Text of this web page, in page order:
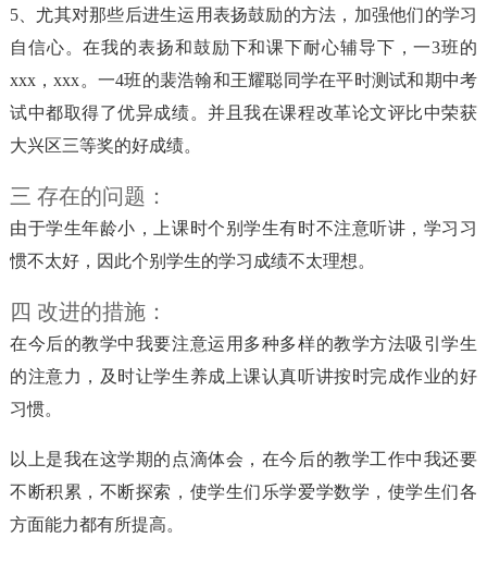
5、尤其对那些后进生运用表扬鼓励的方法，加强他们的学习
自信心。在我的表扬和鼓励下和课下耐心辅导下，一3班的
xxx，xxx。一4班的裴浩翰和王耀聪同学在平时测试和期中考
试中都取得了优异成绩。并且我在课程改革论文评比中荣获
大兴区三等奖的好成绩。
三 存在的问题：
由于学生年龄小，上课时个别学生有时不注意听讲，学习习
惯不太好，因此个别学生的学习成绩不太理想。
四 改进的措施：
在今后的教学中我要注意运用多种多样的教学方法吸引学生
的注意力，及时让学生养成上课认真听讲按时完成作业的好
习惯。
以上是我在这学期的点滴体会，在今后的教学工作中我还要
不断积累，不断探索，使学生们乐学爱学数学，使学生们各
方面能力都有所提高。